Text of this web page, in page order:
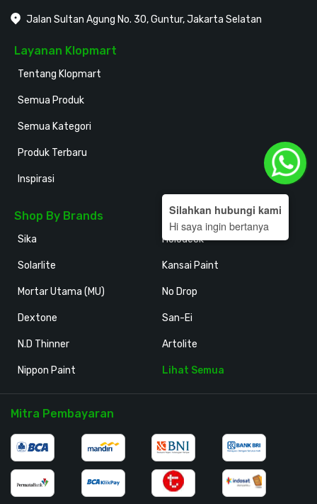
Jalan Sultan Agung No. 30, Guntur, Jakarta Selatan
Layanan Klopmart
Tentang Klopmart
Semua Produk
Semua Kategori
Produk Terbaru
Inspirasi
Shop By Brands
Sika
Solarlite
Mortar Utama (MU)
Dextone
N.D Thinner
Nippon Paint
Holodeck
Kansai Paint
No Drop
San-Ei
Artolite
Lihat Semua
Mitra Pembayaran
Silahkan hubungi kami
Hi saya ingin bertanya